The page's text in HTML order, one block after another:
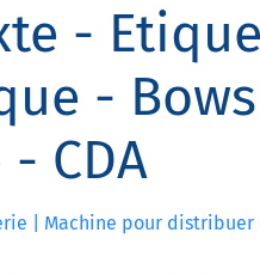
-
- Bows
CDA
| Machine pour distribuer